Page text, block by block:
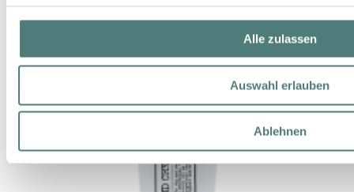
Alle zulassen
Auswahl erlauben
Ablehnen